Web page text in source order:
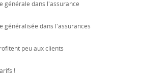
générale dans l'assurance
généralisée dans l'assurances
peu aux clients
!